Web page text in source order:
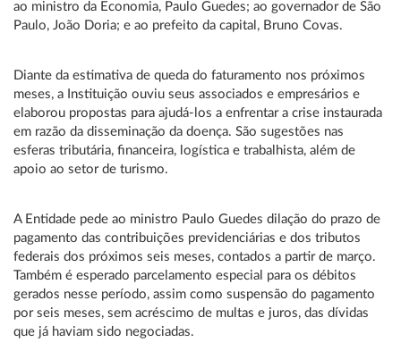
ao ministro da Economia, Paulo Guedes; ao governador de São
Paulo, João Doria; e ao prefeito da capital, Bruno Covas.
Diante da estimativa de queda do faturamento nos próximos
meses, a Instituição ouviu seus associados e empresários e
elaborou propostas para ajudá-los a enfrentar a crise instaurada
em razão da disseminação da doença. São sugestões nas
esferas tributária, financeira, logística e trabalhista, além de
apoio ao setor de turismo.
A Entidade pede ao ministro Paulo Guedes dilação do prazo de
pagamento das contribuições previdenciárias e dos tributos
federais dos próximos seis meses, contados a partir de março.
Também é esperado parcelamento especial para os débitos
gerados nesse período, assim como suspensão do pagamento
por seis meses, sem acréscimo de multas e juros, das dívidas
que já haviam sido negociadas.